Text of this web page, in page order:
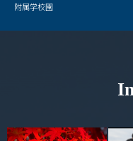
サイトポリシ
交通アクセス
同窓会
附属学校園